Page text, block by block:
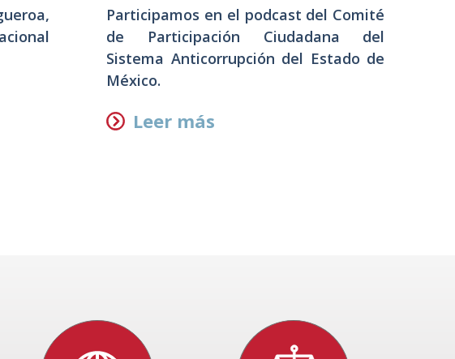
Participamos en el podcast del Comité
de Participación Ciudadana del
Sistema Anticorrupción del Estado de
México.
Leer más